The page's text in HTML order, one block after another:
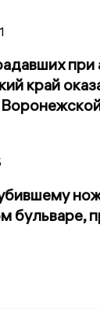
при
край
бульваре,